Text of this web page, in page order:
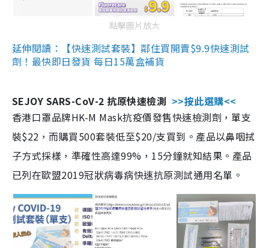
點擊圖片放大
延伸閱讀：【快速測試套裝】鄰住買開賣$9.9快速測試
劑！最快即日發貨 每日15萬盒補貨
SEJOY SARS-CoV-2 抗原快速檢測 >>按此選購<<
香港口罩品牌HK-M Mask抗疫價發售快速檢測劑，單支
裝$22，而購買500套裝低至$20/支買到。產品以鼻咽拭
子方式採樣，準確性高達99%，15分鐘就知結果。產品
已列在歐盟2019冠狀病毒病快速抗原測試通用名單。